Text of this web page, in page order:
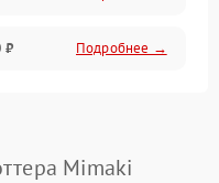
₽ Подробнее →
Mimaki